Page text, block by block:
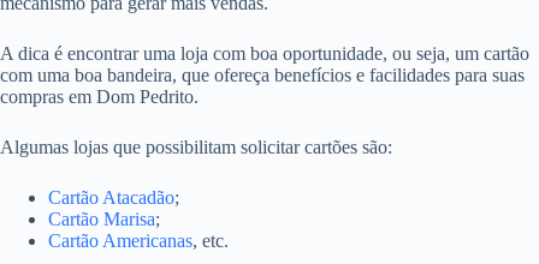
A dica é encontrar uma loja com boa oportunidade, ou seja, um cartão
com uma boa bandeira, que ofereça benefícios e facilidades para suas
compras em Dom Pedrito.
Algumas lojas que possibilitam solicitar cartões são:
Cartão Atacadão;
Cartão Marisa;
Cartão Americanas, etc.